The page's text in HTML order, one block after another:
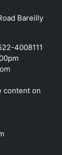
Bareilly
4008111
content on